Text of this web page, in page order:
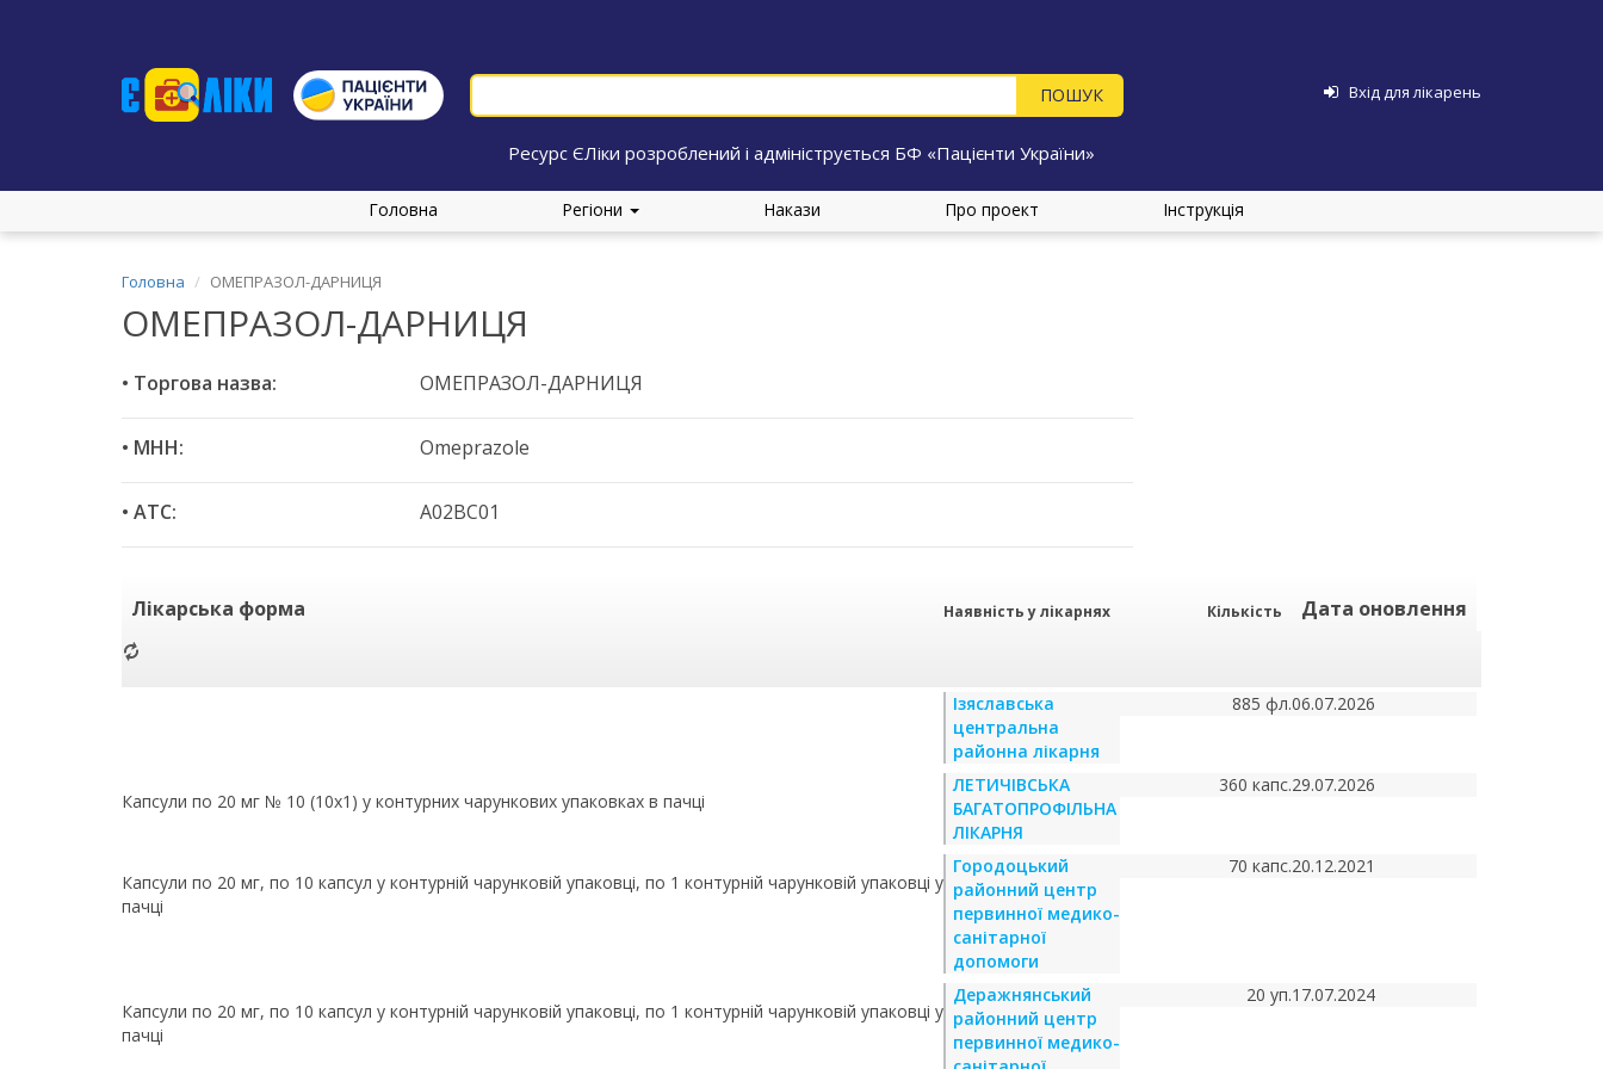
Вхід для лікарень
Ресурс ЄЛіки розроблений і адмініструється БФ «Пацієнти України»
Головна Регіони Накази Про проект Інструкція
Головна ОМЕПРАЗОЛ-ДАРНИЦЯ
ОМЕПРАЗОЛ-ДАРНИЦЯ
• Торгова назва: ОМЕПРАЗОЛ-ДАРНИЦЯ
• МНН: Omeprazole
• ATC: A02BC01
Лікарська форма Наявність у лікарнях Кількість Дата оновлення
Ізяславська
центральна
районна лікарня
885 фл.06.07.2026
Капсули по 20 мг № 10 (10х1) у контурних чарункових упаковках в пачці
ЛЕТИЧІВСЬКА
БАГАТОПРОФІЛЬНА
ЛІКАРНЯ
360 капс.29.07.2026
Капсули по 20 мг, по 10 капсул у контурній чарунковій упаковці, по 1 контурній чарунковій упаковці у
пачці
Городоцький
районний центр
первинної медико-
санітарної
допомоги
70 капс.20.12.2021
Капсули по 20 мг, по 10 капсул у контурній чарунковій упаковці, по 1 контурній чарунковій упаковці у
пачці
Деражнянський
районний центр
первинної медико-
20 уп.17.07.2024